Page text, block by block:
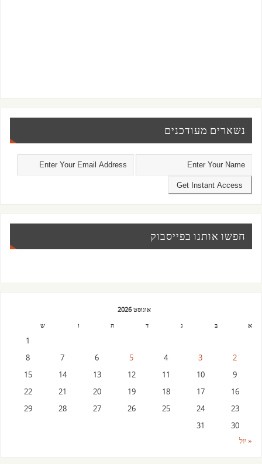
נשארים מעודכנים
חפשו אותנו בפייסבוק
אוגוסט 2026
א
ב ג ד ה ו ש
1
2
3
4
5
6
7
8
9
10
11
12
13
14
15
16
17
18
19
20
21
22
23
24
25
26
27
28
29
30
31
« יול